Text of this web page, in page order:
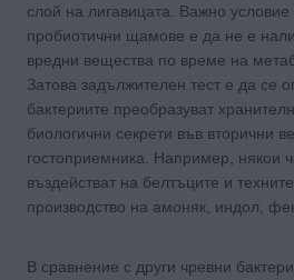
слой на лигавицата. Важно
пробиотични щамове е да не е
вредни вещества по време на
Затова задължителен тест е да се
бактериите преобразуват
биологични секрети във вторични
гостоприемника. Например, някои
въздействат на белтъците и
производство на амоняк, индол,
В сравнение с други чревни